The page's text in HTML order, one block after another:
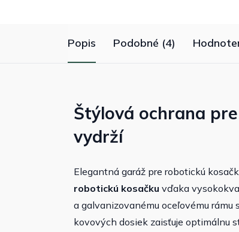
Popis Podobné (4)
Štýlová ochrana
vydrží
Elegantná garáž pre robotickú
robotickú kosačku vďaka
a galvanizovanému oceľovému
kovových dosiek zaisťuje optimálnu